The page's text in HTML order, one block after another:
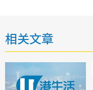
相关文章